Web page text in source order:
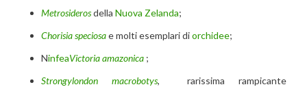
Metrosiderosdella Nuova Zelanda;
Chorisia speciosae molti esemplari diorchidee;
NinfeaVictoria amazonica ;
Strongylondon macrobotys, rarissima rampicante